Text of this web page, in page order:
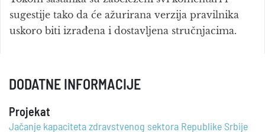
sugestije tako da će ažurirana verzija pravilnika
uskoro biti izrađena i dostavljena stručnjacima.
DODATNE INFORMACIJE
Projekat
Jačanje kapaciteta zdravstvenog sektora Republike Srbije